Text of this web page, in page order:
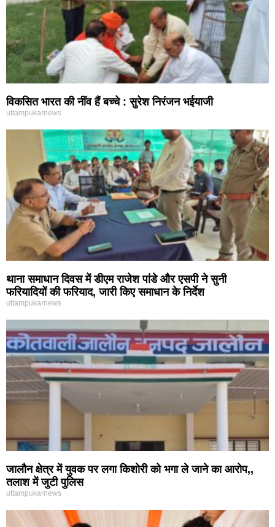
विकसित भारत की नींव हैं बच्चे : सुरेश निरंजन भईयाजी
uttampukarnews
थाना समाधान दिवस में डीएम राजेश पांडे और एसपी ने सुनी
फरियादियों की फरियाद, जारी किए समाधान के निर्देश
uttampukarnews
जालौन क्षेत्र में युवक पर लगा किशोरी को भगा ले जाने का आरोप,,
तलाश में जुटी पुलिस
uttampukarnews